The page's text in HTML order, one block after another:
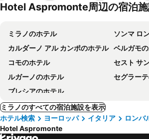
Hotel Aspromonte周辺の宿泊
ミラノのホテル
ソンマ ロ
カルダーノ アル カンポのホテル ベルガモ
コモのホテル
セスト サン
ルガーノのホテル
セグラー
ブレシアのホテル
ミラノのすべての宿泊施設を表示
ホテル検索
ヨーロッパ イタリア ロンバ
Hotel Aspromonte